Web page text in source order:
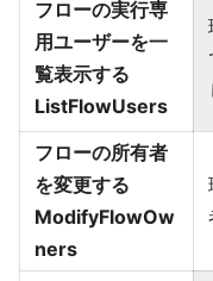
フローの実行専
用ユーザーを一
覧表示する
ListFlowUsers
フローの所有者
を変更する
ModifyFlowOw
ners